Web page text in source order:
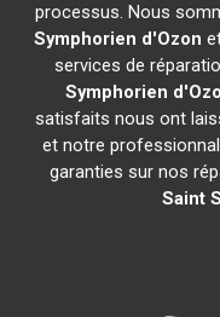
processus. Nous
Symphorien d'Ozon
services de
Symphorien
satisfaits nous ont
et notre
garanties sur nos
Saint